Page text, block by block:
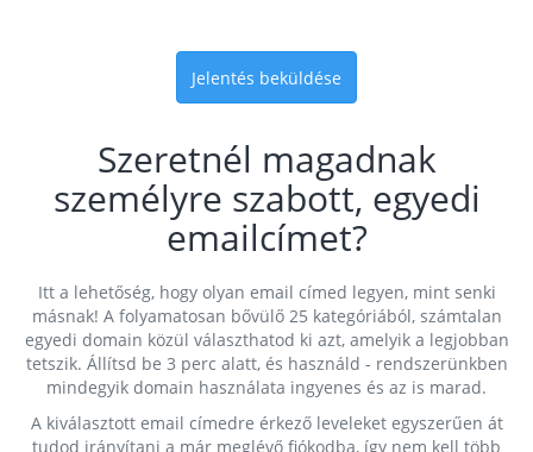
Jelentés beküldése
Szeretnél magadnak
személyre szabott, egyedi
emailcímet?
Itt a lehetőség, hogy olyan email címed legyen, mint senki
másnak! A folyamatosan bővülő 25 kategóriából, számtalan
egyedi domain közül választhatod ki azt, amelyik a legjobban
tetszik. Állítsd be 3 perc alatt, és használd - rendszerünkben
mindegyik domain használata ingyenes és az is marad.
A kiválasztott email címedre érkező leveleket egyszerűen át
tudod irányítani a már meglévő fiókodba, így nem kell több